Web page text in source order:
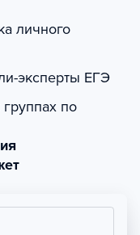
личного
эксперты ЕГЭ
по